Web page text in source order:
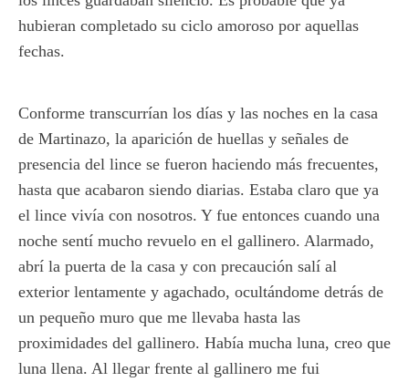
hubieran completado su ciclo amoroso por aquellas
fechas.
Conforme transcurrían los días y las noches en la casa
de Martinazo, la aparición de huellas y señales de
presencia del lince se fueron haciendo más frecuentes,
hasta que acabaron siendo diarias. Estaba claro que ya
el lince vivía con nosotros. Y fue entonces cuando una
noche sentí mucho revuelo en el gallinero. Alarmado,
abrí la puerta de la casa y con precaución salí al
exterior lentamente y agachado, ocultándome detrás de
un pequeño muro que me llevaba hasta las
proximidades del gallinero. Había mucha luna, creo que
luna llena. Al llegar frente al gallinero me fui